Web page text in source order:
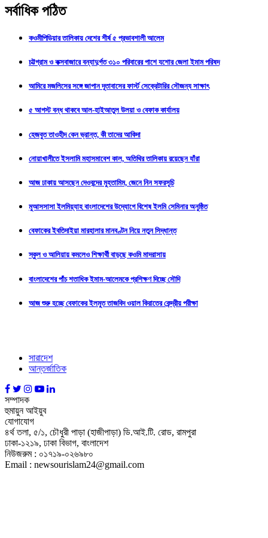
সর্বাধিক পঠিত
কওমীপিডিয়ার তালিকায় দেশের শীর্ষ ৫ প্রভাবশালী আলেম
চট্টগ্রাম ও কক্সবাজারে বন্যাদুর্গত ৩১০ পরিবারের পাশে যশোর জেলা ইমাম পরিষদ
আমিরে মজলিসের সঙ্গে জাপান দূতাবাসের ফার্স্ট সেক্রেটারির সৌজন্য সাক্ষাৎ
৫ আগস্ট বন্ধ থাকবে আল-হাইআতুল উলয়া ও বেফাক কার্যালয়
হেজবুত তাওহীদ কেন ভ্রান্ত, কী তাদের আকিদা
নোয়াখালীতে ইসলামি মহাসমাবেশ কাল, অতিথির তালিকায় রয়েছেন যাঁরা
আজ ঢাকায় আসছেন দেওবন্দের মুহতামিম, জেনে নিন সফরসূচি
মুআসসাসা ইলমিয়্যাহ বাংলাদেশের উদ্যোগে বিশেষ ইলমি সেমিনার অনুষ্ঠিত
বেফাকের ইবতিদাইয়া মারহালার মানবণ্টন নিয়ে নতুন সিদ্ধান্ত
স্কুল ও আলিয়ায় কমলেও শিক্ষার্থী বাড়ছে কওমি মাদরাসায়
বাংলাদেশের পাঁচ শতাধিক ইমাম-আলেমকে প্রশিক্ষণ দিচ্ছে সৌদি
আজ শুরু হচ্ছে বেফাকের ইলমুত তাজবিদ ওয়াল কিরাতের কেন্দ্রীয় পরীক্ষা
সারাদেশ
আন্তর্জাতিক
সম্পাদক
হুমায়ুন আইয়ুব
যোগাযোগ
৪র্থ তলা, ৫/১, চৌধুরী পাড়া (হাজীপাড়া) ডি.আই.টি. রোড, রামপুরা
ঢাকা-১২১৯, ঢাকা বিভাগ, বাংলাদেশ
নিউজরুম : ০১৭১৯-০২৬৯৮০
Email : newsourislam24@gmail.com